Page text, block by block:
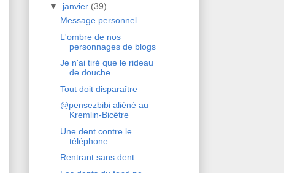
▼ janvier (39)
Message personnel
L'ombre de nos
personnages de blogs
Je n'ai tiré que le rideau
de douche
Tout doit disparaître
@pensezbibi aliéné au
Kremlin-Bicêtre
Une dent contre le
téléphone
Rentrant sans dent